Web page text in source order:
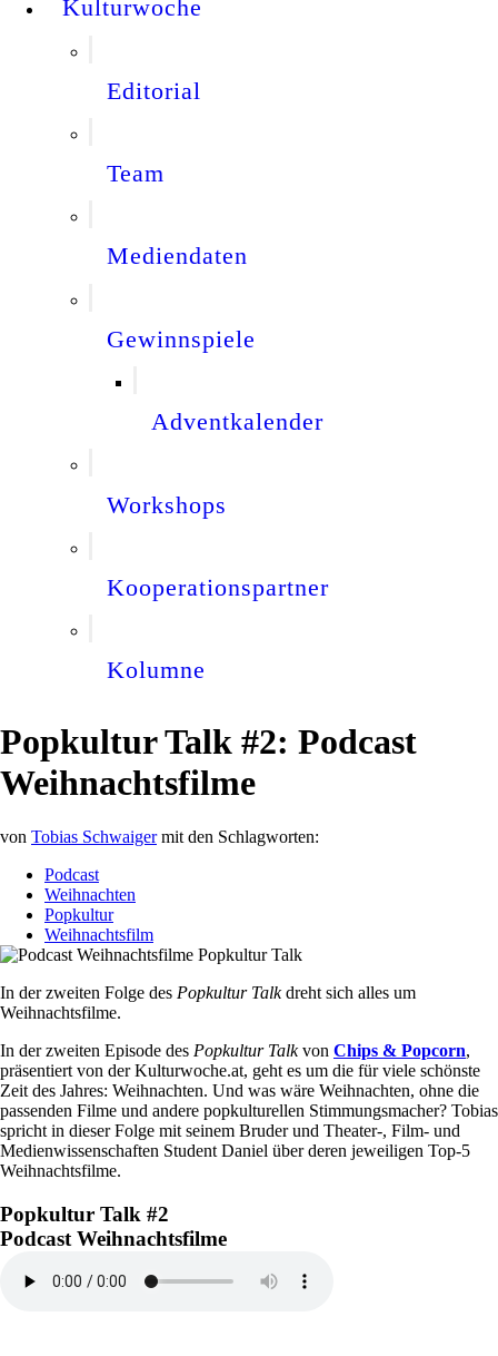
Kulturwoche
Editorial
Team
Mediendaten
Gewinnspiele
Adventkalender
Workshops
Kooperationspartner
Kolumne
Popkultur Talk #2: Podcast
Weihnachtsfilme
von Tobias Schwaiger mit den Schlagworten:
Podcast
Weihnachten
Popkultur
Weihnachtsfilm
In der zweiten Folge des Popkultur Talkdreht sich alles um
Weihnachtsfilme.
In der zweiten Episode des Popkultur Talkvon Chips & Popcorn,
präsentiert von der Kulturwoche.at, geht es um die für viele schönste
Zeit des Jahres: Weihnachten. Und was wäre Weihnachten, ohne die
passenden Filme und andere popkulturellen Stimmungsmacher? Tobias
spricht in dieser Folge mit seinem Bruder und Theater-, Film- und
Medienwissenschaften Student Daniel über deren jeweiligen Top-5
Weihnachtsfilme.
Popkultur Talk #2
Podcast Weihnachtsfilme